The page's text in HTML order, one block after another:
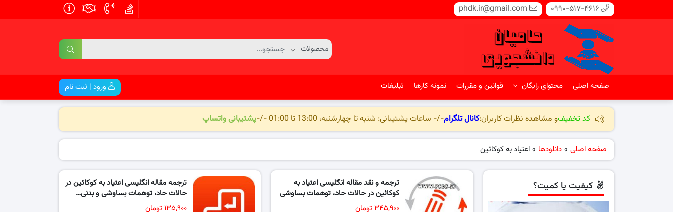
0990-517-4616
phdk.ir@gmail.com
صفحه اصلی محتوای رایگان قوانین و مقررات نمونه کارها تبلیغات ورود | ثبت نام
کد تخفیفو مشاهده نظرات کاربران:کانال تلگرام-/- ساعات پشتیبانی: شنبه تا چهارشنبه، 13:00 تا 01:00 -/- پشتیبانی واتساپ
صفحه اصلی » دانلودها » اعتیاد به کوکائین
ترجمه و نقد مقاله انگلیسی اعتیاد به
کوکائین در حالات حاد، توهمات بساوشی
و بدنی…
۳۴۵,۹۰۰ تومان
ترجمه مقاله انگلیسی اعتیاد به کوکائین در
حالات حاد، توهمات بساوشی و بدنی…
۱۳۵,۹۰۰ تومان
کیفیت یا کمیت؟